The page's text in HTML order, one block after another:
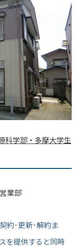
学部・多摩大学生
業部
約･更新･解約ま
を提供すると同時